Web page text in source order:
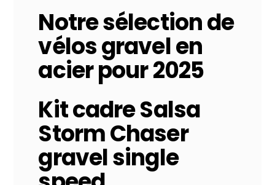
Notre sélection de
vélos gravel en
acier pour 2025
Kit cadre Salsa
Storm Chaser
gravel single